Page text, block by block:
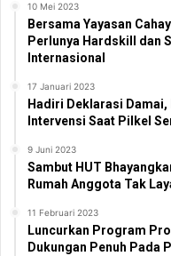
10 Mei 2023
Bersama Yayasan
Perlunya Hardskill dan
Internasional
17 Januari 2023
Hadiri Deklarasi
Intervensi Saat Pilkel
9 Juni 2023
Sambut HUT
Rumah Anggota Tak
11 Februari 2023
Luncurkan Program
Dukungan Penuh Pada